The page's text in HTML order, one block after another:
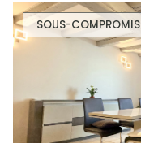
SOUS-COMPROMIS